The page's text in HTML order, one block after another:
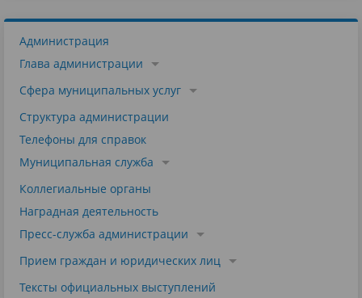
Администрация
Глава администрации
Сфера муниципальных услуг
Структура администрации
Телефоны для справок
Муниципальная служба
Коллегиальные органы
Наградная деятельность
Пресс-служба администрации
Прием граждан и юридических лиц
Тексты официальных выступлений